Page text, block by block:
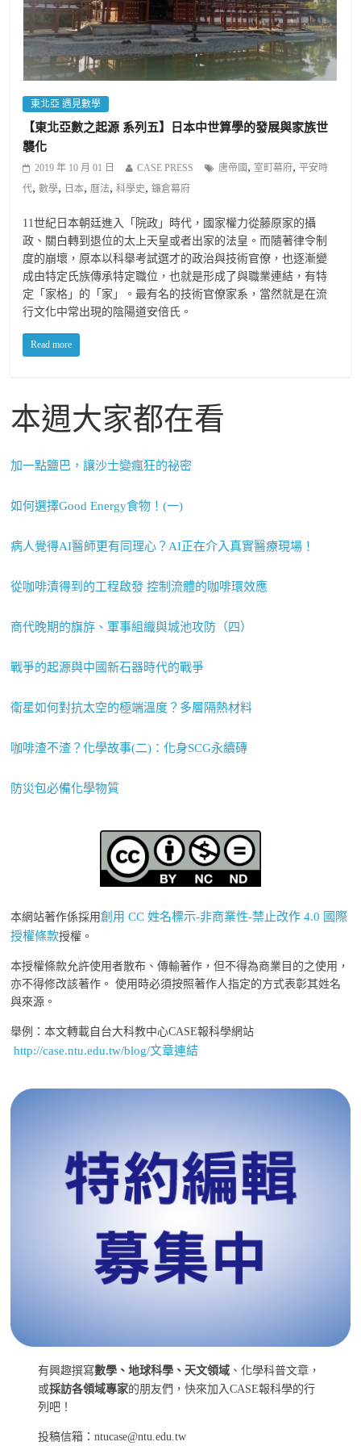
東北亞 遇見數學
【東北亞數之起源 系列五】日本中世算學的發展與家族世
襲化
2019 年 10 月 01 日 CASE PRESS 唐帝國 , 室町幕府,平安時
代,數學, 日本, 曆法,科學史,鐮倉幕府
11世紀日本朝廷進入「院政」時代，國家權力從藤原家的攝
政、關白轉到退位的太上天皇或者出家的法皇。而隨著律令制
度的崩壞，原本以科舉考試選才的政治與技術官僚，也逐漸變
成由特定氏族傳承特定職位，也就是形成了與職業連結，有特
定「家格」的「家」。最有名的技術官僚家系，當然就是在流
行文化中常出現的陰陽道安倍氏。
Read more
本週大家都在看
加一點鹽巴，讓沙士變瘋狂的祕密
如何選擇Good Energy食物！(一)
病人覺得AI醫師更有同理心？AI正在介入真實醫療現場！
從咖啡漬得到的工程啟發 控制流體的咖啡環效應
商代晚期的旗斿、軍事組織與城池攻防（四）
戰爭的起源與中國新石器時代的戰爭
衛星如何對抗太空的極端溫度？多層隔熱材料
咖啡渣不渣？化學故事(二)：化身SCG永續磚
防災包必備化學物質
本網站著作係採用創用 CC 姓名標示-非商業性-禁止改作 4.0 國際
授權條款授權。
本授權條款允許使用者散布、傳輸著作，但不得為商業目的之使用，
亦不得修改該著作。 使用時必須按照著作人指定的方式表彰其姓名
與來源。
舉例：本文轉載自台大科教中心CASE報科學網站
http://case.ntu.edu.tw/blog/文章連結
有興趣撰寫數學、地球科學、天文領域 、化學科普文章，
或採訪各領域專家的朋友們，快來加入CASE報科學的行
列吧！
投稿信箱：ntucase@ntu.edu.tw